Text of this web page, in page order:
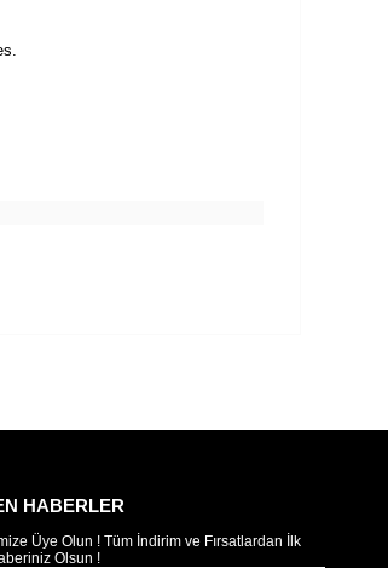
HABERLER
Üye Olun ! Tüm İndirim ve Fırsatlardan İlk
Olsun !